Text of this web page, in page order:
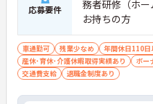
応募要件
務者研修（ホ
お持ちの方
車通勤可 残業少なめ 年間休日110日
産休･育休･介護休暇取得実績あり
ボー
交通費支給
退職金制度あり